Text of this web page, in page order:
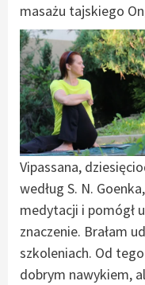
masażu tajskiego
Vipassana,
według S. N.
medytacji i pomógł
znaczenie. Brałam
szkoleniach. Od
dobrym nawykiem,